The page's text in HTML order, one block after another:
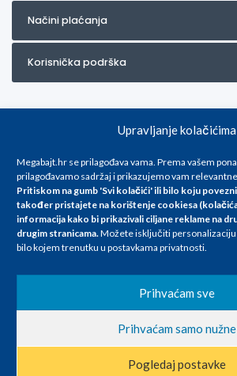
Upravljanje kolačićima
Megabajt.hr se prilagođava vama. Prema vašem
prilagođavamo sadržaj i prikazujemo vam
Pritiskom na gumb 'Svi kolačići' ili bilo koju
također pristajete na korištenje cookiesa
informacija kako bi prikazivali ciljane reklame na
drugim stranicama.Možete isključiti personalizaciju
bilo kojem trenutku u postavkama privatnosti.
Prihvaćam sve
Prihvaćam samo nužne
Pogledaj postavke
Načini plaćanja
Korisnička podrška
Za artikle kojih trenutno nema u ponudi obratite
info@megabajt.hr. Sve cijene su informativnog
promjenama, a
iskazane su za avansno plaćanje(gotovina) u
se razlikovati od cijena u našim poslovnicama.
i točniji opis i sliku. Unatoč tome, ne možemo
nastale u opisu proizvoda, greške prilikom
cijena.